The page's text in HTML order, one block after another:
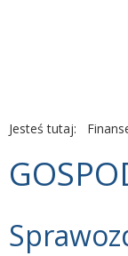
Jesteś tutaj: